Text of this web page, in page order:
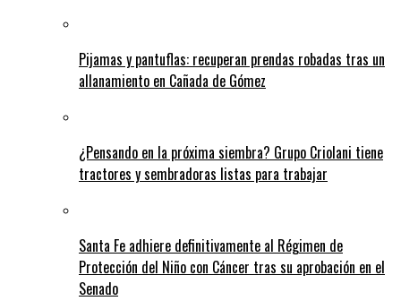
Pijamas y pantuflas: recuperan prendas robadas tras un
allanamiento en Cañada de Gómez
¿Pensando en la próxima siembra? Grupo Criolani tiene
tractores y sembradoras listas para trabajar
Santa Fe adhiere definitivamente al Régimen de
Protección del Niño con Cáncer tras su aprobación en el
Senado